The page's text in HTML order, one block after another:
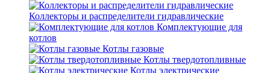
Коллекторы и распределители гидравлические
Комплектующие для
котлов
Котлы газовые
Котлы твердотопливные
Котлы электрические